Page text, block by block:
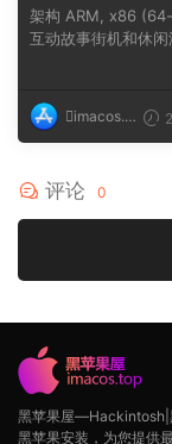
日暖阳
架构 ARM, x86
互动故事街机和休
imacos.t
op
评论 0
黑苹果屋—Hackintosh|
黑苹果安装，为您提供